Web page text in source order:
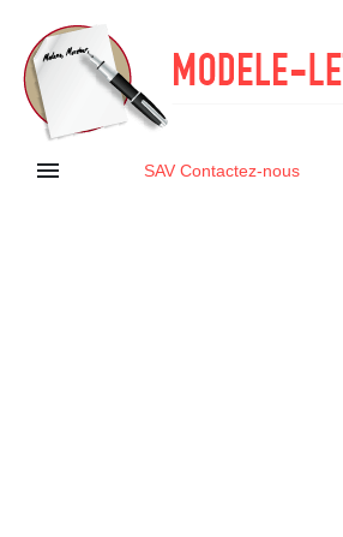
 SAV Contactez-nous